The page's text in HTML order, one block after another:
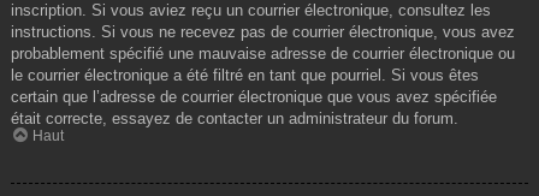
inscription. Si vous aviez reçu un courrier électronique, consultez les
instructions. Si vous ne recevez pas de courrier électronique, vous avez
probablement spécifié une mauvaise adresse de courrier électronique ou
le courrier électronique a été filtré en tant que pourriel. Si vous êtes
certain que l’adresse de courrier électronique que vous avez spécifiée
était correcte, essayez de contacter un administrateur du forum.
Haut